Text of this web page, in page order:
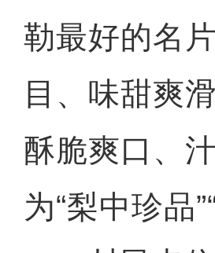
勒最好的名
目、味甜爽
酥脆爽口、
为“梨中珍品